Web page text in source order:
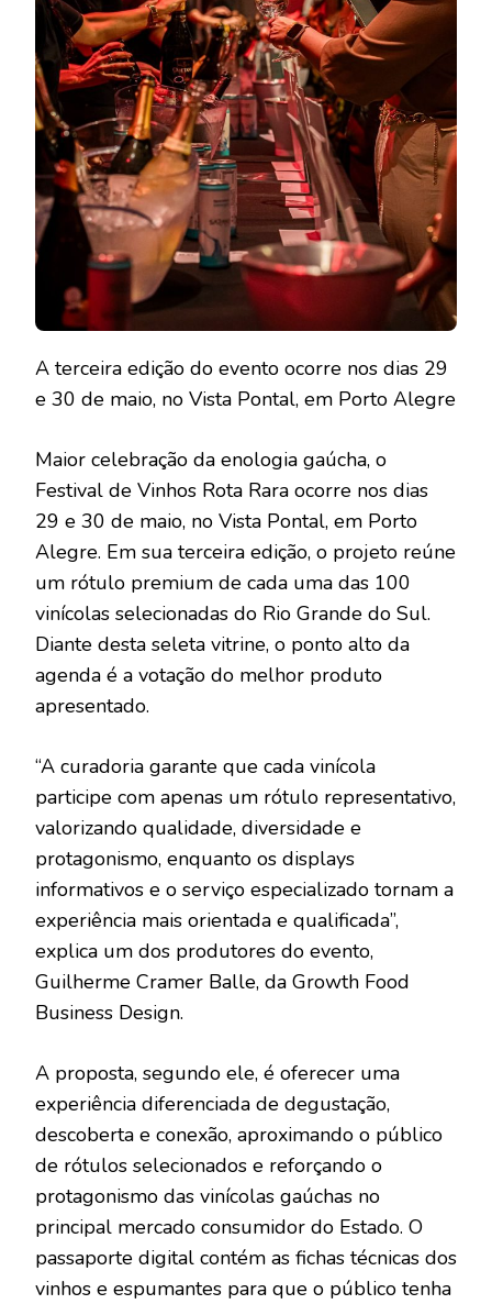
A terceira edição do evento ocorre nos dias 29
e 30 de maio, no Vista Pontal, em Porto Alegre
Maior celebração da enologia gaúcha, o
Festival de Vinhos Rota Rara ocorre nos dias
29 e 30 de maio, no Vista Pontal, em Porto
Alegre. Em sua terceira edição, o projeto reúne
um rótulo premium de cada uma das 100
vinícolas selecionadas do Rio Grande do Sul.
Diante desta seleta vitrine, o ponto alto da
agenda é a votação do melhor produto
apresentado.
“A curadoria garante que cada vinícola
participe com apenas um rótulo representativo,
valorizando qualidade, diversidade e
protagonismo, enquanto os displays
informativos e o serviço especializado tornam a
experiência mais orientada e qualificada”,
explica um dos produtores do evento,
Guilherme Cramer Balle, da Growth Food
Business Design.
A proposta, segundo ele, é oferecer uma
experiência diferenciada de degustação,
descoberta e conexão, aproximando o público
de rótulos selecionados e reforçando o
protagonismo das vinícolas gaúchas no
principal mercado consumidor do Estado. O
passaporte digital contém as fichas técnicas dos
vinhos e espumantes para que o público tenha